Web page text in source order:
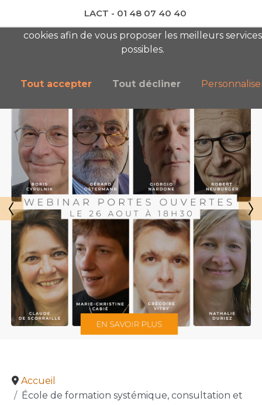
newsletter AC
Accueil
École de formation systémique, consultation et
cookies afin de vous proposer les meilleurs services
possibles.
Tout accepter Tout décliner
LACT - 01 48 07 40 40